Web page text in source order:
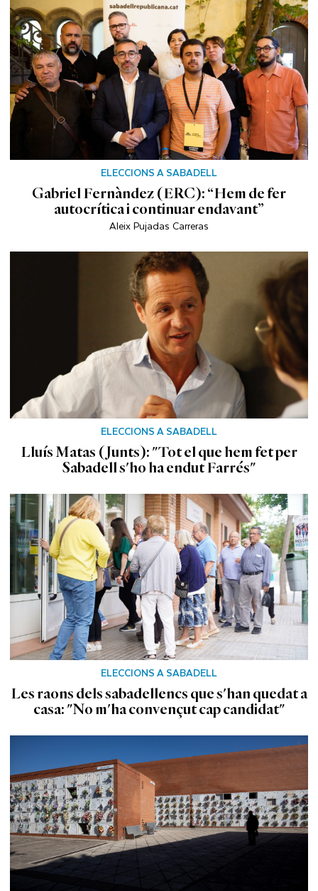
ELECCIONS A SABADELL
Gabriel Fernàndez (ERC): “Hem de fer
autocrítica i continuar endavant”
Aleix Pujadas Carreras
ELECCIONS A SABADELL
Lluís Matas (Junts): "Tot el que hem fet per
Sabadell s'ho ha endut Farrés"
ELECCIONS A SABADELL
Les raons dels sabadellencs que s'han quedat a
casa: "No m'ha convençut cap candidat"